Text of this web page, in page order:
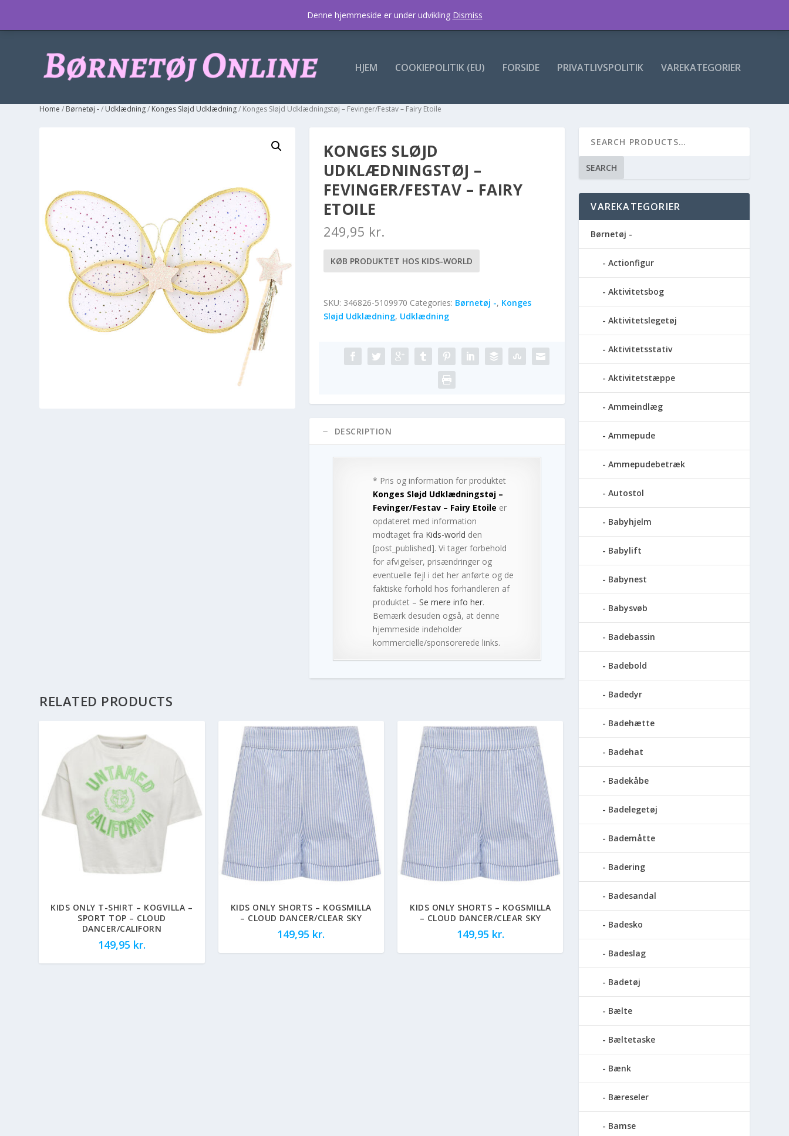
HJEM COOKIEPOLITIK (EU) FORSIDE PRIVATLIVSPOLITIK VAREKATEGORIER
Home / Børnetøj -/ Udklædning/ Konges Sløjd Udklædning/ Konges Sløjd Udklædningstøj – Fevinger/Festav – Fairy Etoile
KONGES SLØJD
UDKLÆDNINGSTØJ –
FEVINGER/FESTAV – FAIRY
ETOILE
249,95 kr.
KØB PRODUKTET HOS KIDS-WORLD
SKU: 346826-5109970 Categories: Børnetøj -, Konges
Sløjd Udklædning, Udklædning
DESCRIPTION
* Pris og information for produktet
Konges Sløjd Udklædningstøj –
Fevinger/Festav – Fairy Etoile er
opdateret med information
modtaget fra Kids-world den
[post_published]. Vi tager forbehold
for afvigelser, prisændringer og
eventuelle fejl i det her anførte og de
faktiske forhold hos forhandleren af
produktet – Se mere info her.
Bemærk desuden også, at denne
hjemmeside indeholder
kommercielle/sponsorerede links.
RELATED PRODUCTS
KIDS ONLY T-SHIRT – KOGVILLA –
SPORT TOP – CLOUD
DANCER/CALIFORN
149,95 kr.
KIDS ONLY SHORTS – KOGSMILLA
– CLOUD DANCER/CLEAR SKY
149,95 kr.
KIDS ONLY SHORTS – KOGSMILLA
– CLOUD DANCER/CLEAR SKY
149,95 kr.
SEARCH
VAREKATEGORIER
Børnetøj -
Actionfigur
Aktivitetsbog
Aktivitetslegetøj
Aktivitetsstativ
Aktivitetstæppe
Ammeindlæg
Ammepude
Ammepudebetræk
Autostol
Babyhjelm
Babylift
Babynest
Babysvøb
Badebassin
Badebold
Badedyr
Badehætte
Badehat
Badekåbe
Badelegetøj
Bademåtte
Badering
Badesandal
Badesko
Badeslag
Badetøj
Bælte
Bæltetaske
Bænk
Bæreseler
Bamse
Denne hjemmeside er under udvikling Dismiss